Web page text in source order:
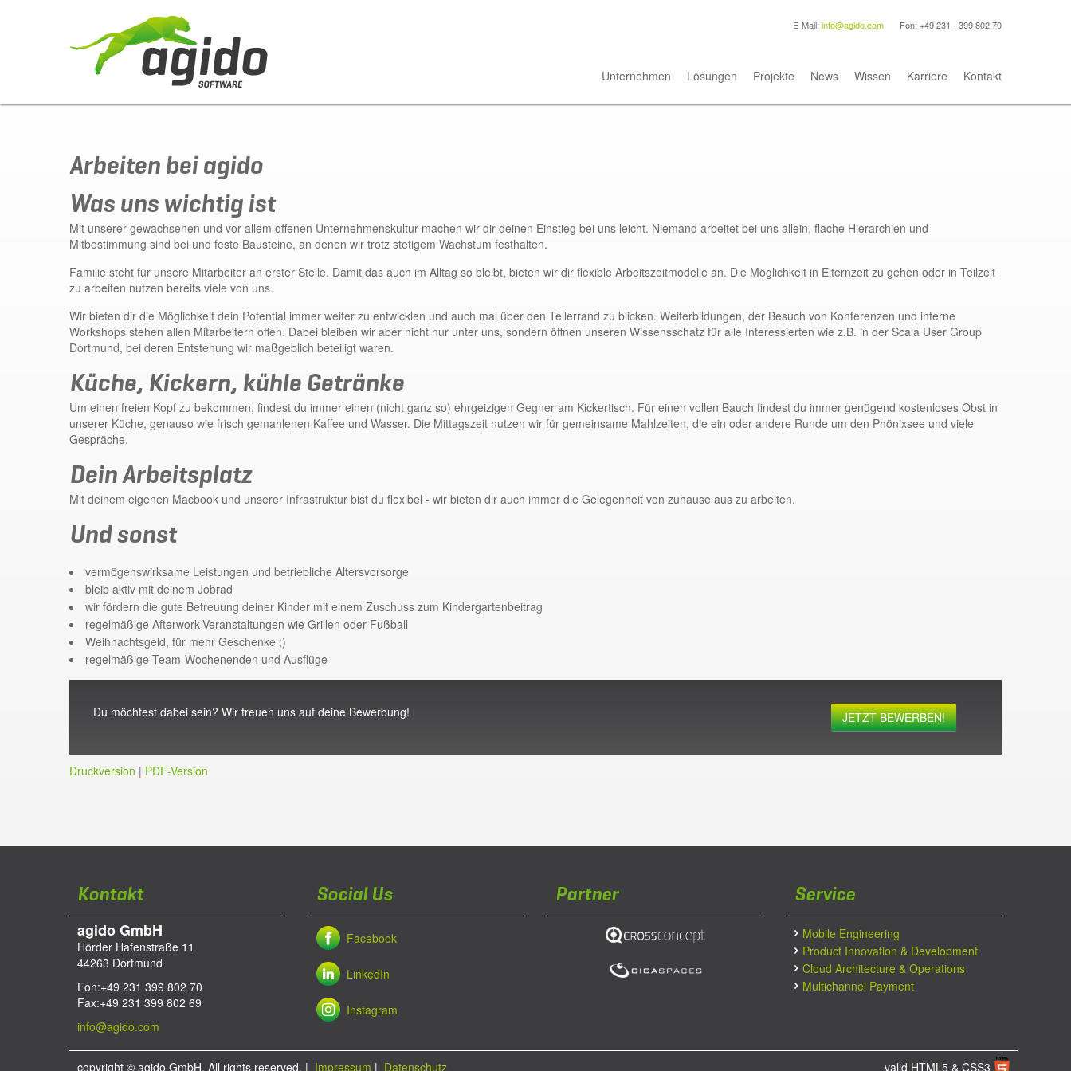
E-Mail: info@agido.com Fon: +49 231 - 399 802 70
Unternehmen Lösungen Projekte News Wissen Karriere Kontakt
Arbeiten bei agido
Was uns wichtig ist
Mit unserer gewachsenen und vor allem offenen Unternehmenskultur machen wir dir deinen Einstieg bei uns leicht. Niemand arbeitet bei uns allein, flache Hierarchien und
Mitbestimmung sind bei und feste Bausteine, an denen wir trotz stetigem Wachstum festhalten.
Familie steht für unsere Mitarbeiter an erster Stelle. Damit das auch im Alltag so bleibt, bieten wir dir flexible Arbeitszeitmodelle an. Die Möglichkeit in Elternzeit zu gehen oder in Teilzeit
zu arbeiten nutzen bereits viele von uns.
Wir bieten dir die Möglichkeit dein Potential immer weiter zu entwicklen und auch mal über den Tellerrand zu blicken. Weiterbildungen, der Besuch von Konferenzen und interne
Workshops stehen allen Mitarbeitern offen. Dabei bleiben wir aber nicht nur unter uns, sondern öffnen unseren Wissensschatz für alle Interessierten wie z.B. in der Scala User Group
Dortmund, bei deren Entstehung wir maßgeblich beteiligt waren.
Küche, Kickern, kühle Getränke
Um einen freien Kopf zu bekommen, findest du immer einen (nicht ganz so) ehrgeizigen Gegner am Kickertisch. Für einen vollen Bauch findest du immer genügend kostenloses Obst in
unserer Küche, genauso wie frisch gemahlenen Kaffee und Wasser. Die Mittagszeit nutzen wir für gemeinsame Mahlzeiten, die ein oder andere Runde um den Phönixsee und viele
Gespräche.
Dein Arbeitsplatz
Mit deinem eigenen Macbook und unserer Infrastruktur bist du flexibel - wir bieten dir auch immer die Gelegenheit von zuhause aus zu arbeiten.
Und sonst
vermögenswirksame Leistungen und betriebliche Altersvorsorge
bleib aktiv mit deinem Jobrad
wir fördern die gute Betreuung deiner Kinder mit einem Zuschuss zum Kindergartenbeitrag
regelmäßige Afterwork-Veranstaltungen wie Grillen oder Fußball
Weihnachtsgeld, für mehr Geschenke ;)
regelmäßige Team-Wochenenden und Ausflüge
Du möchtest dabei sein? Wir freuen uns auf deine Bewerbung! JETZT BEWERBEN!
Druckversion | PDF-Version
Kontakt
agido GmbH
Hörder Hafenstraße 11
44263 Dortmund
Fon:+49 231 399 802 70
Fax:+49 231 399 802 69
info@agido.com
Social Us
Facebook
LinkedIn
Instagram
Partner Service
Mobile Engineering
Product Innovation & Development
Cloud Architecture & Operations
Multichannel Payment
copyright © agido GmbH. All rights reserved. | Impressum | Datenschutz valid HTML5 & CSS3